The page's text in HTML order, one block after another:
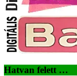
Hatvan felett …